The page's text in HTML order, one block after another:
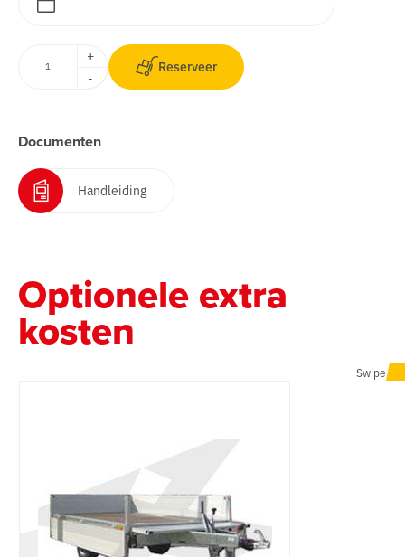
+
-
Reserveer
Documenten
Handleiding
Optionele extra
kosten
Swipe